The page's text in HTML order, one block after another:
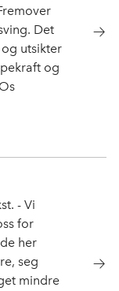
Det
utsikter
og
- Vi
for
her
seg
mindre